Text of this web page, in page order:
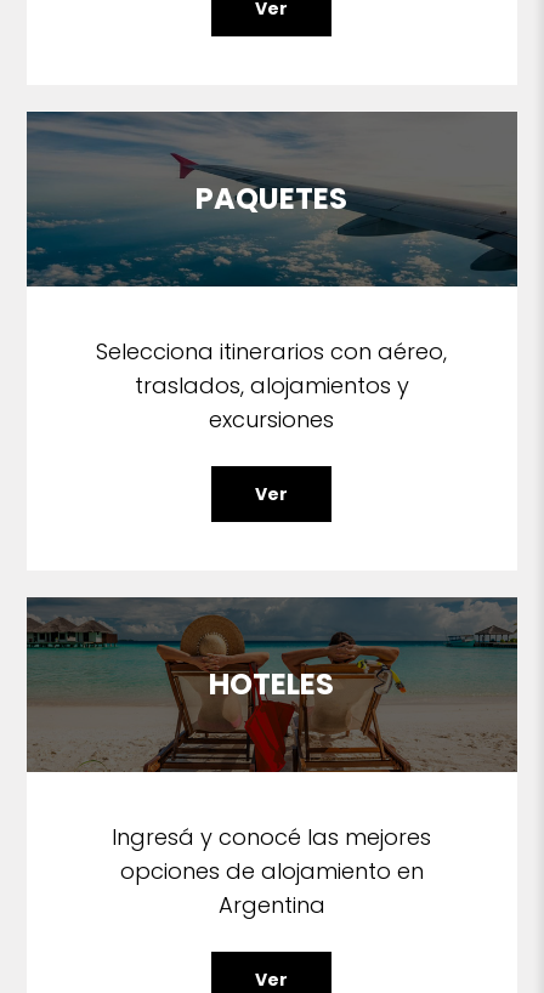
Ver
PAQUETES
Selecciona itinerarios con aéreo,
traslados, alojamientos y
excursiones
Ver
HOTELES
Ingresá y conocé las mejores
opciones de alojamiento en
Argentina
Ver